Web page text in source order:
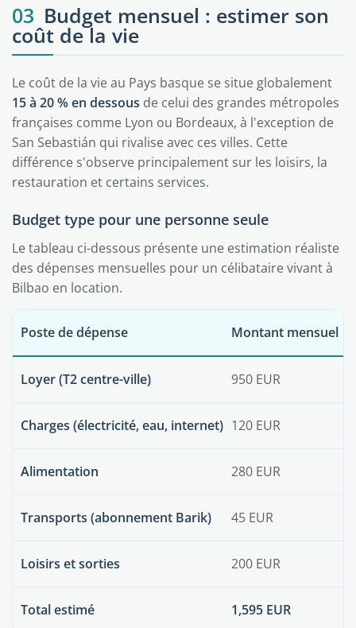
03 Budget mensuel : estimer son
coût de la vie
Le coût de la vie au Pays basque se situe globalement
15 à 20 % en dessous de celui des grandes métropoles
françaises comme Lyon ou Bordeaux, à l'exception de
San Sebastián qui rivalise avec ces villes. Cette
différence s'observe principalement sur les loisirs, la
restauration et certains services.
Budget type pour une personne seule
Le tableau ci-dessous présente une estimation réaliste
des dépenses mensuelles pour un célibataire vivant à
Bilbao en location.
Poste de dépense Montant mensuel
Loyer (T2 centre-ville) 950 EUR
Charges (électricité, eau, internet) 120 EUR
Alimentation 280 EUR
Transports (abonnement Barik) 45 EUR
Loisirs et sorties 200 EUR
Total estimé 1,595 EUR